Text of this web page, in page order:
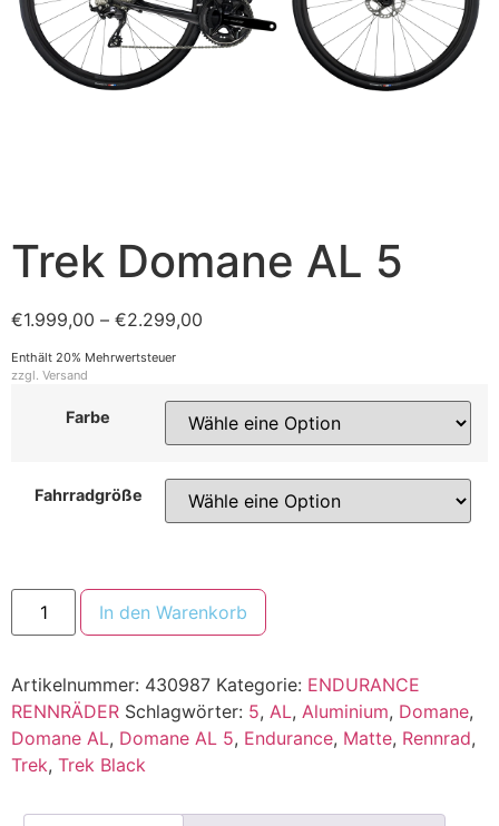
Trek Domane AL 5
€1.999,00 – €2.299,00
Enthält 20% Mehrwertsteuer
zzgl. Versand
Farbe
Fahrradgröße
In den Warenkorb
Artikelnummer: 430987 Kategorie: ENDURANCE
RENNRÄDER Schlagwörter: 5, AL, Aluminium, Domane,
Domane AL, Domane AL 5, Endurance, Matte, Rennrad,
Trek, Trek Black